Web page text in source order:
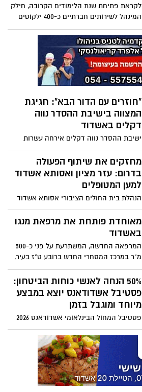
משקף עשייה מקצועית, עקבית ורחבת היקף,
המתבצעת לאורך כל השנה, בשגרה ובחירום
לקראת פתיחת שנת הלימודים הקרובה, חילק
המינהל לשירותים חברתיים כ-400 ילקוטים
איכותיים לתלמידים העולים לכיתה א’,
הכוללים גם ציוד הנדרש לפתיחת שנת
הלימודים
"חוזרים עם הדור הבא": חגיגת
המצווה בישיבת ההסדר נווה
דקלים באשדוד
ישיבת ההסדר נווה דקלים אירחה עשרות
מבוגריה, יחד עם ילדיהם ונכדיהם החוגגים
השנה בר ובת מצווה. הילדים קיימו לימוד
משותף עם ההורים והסבים, שיח עם ראש
הישיבה, הרב דוד גבריאלי, וקיבלו שי מיוחד
וספר לימוד ייעודי
מחזקים את שיתוף הפעולה
בדרום: עזר מציון ואסותא אשדוד
למען המטופלים
הנהלת בית החולים הציבורי אסותא אשדוד
אירחה השבוע את משה חרש, מנהל מערך
הייעוץ הרפואי בעמותת "עזר מציון", לפגישת
עבודה מקצועית שעסקה בהעמקת שיתוף
המשותף למטופלים הזקוקים לייעוץ, הכוונה
מאוחדת פותחת את מרפאת מנגו
באשדוד
המרפאה החדשה, המשתרעת על פני כ-500
מ"ר במרכז המסחרי החדש ברובע ט"ז בעיר,
תעניק שירותי רפואת משפחה, ילדים ורפואה
יועצת, ותפעל עד השעה 19:00 ברוב ימות
השבוע
50% הנחה לאנשי כוחות הביטחון:
פסטיבל אשדודאנס יוצא במבצע
מיוחד ומוגבל בזמן
פסטיבל המחול הבינלאומי אשדודאנס 2026
מצדיע לאנשי ונשות כוחות הביטחון ומעניק
להם הטבה מיוחדת: 50% הנחה על כל מופעי